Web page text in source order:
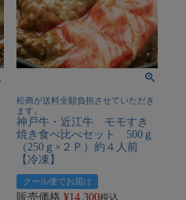
松商が送料全額負担させていただき
ます。
神戸牛・近江牛 モモすき
焼き食べ比べセット 500ｇ
（250ｇ×２Ｐ）約４人前
【冷凍】
クール便でお届け
販売価格 ¥14,300税込